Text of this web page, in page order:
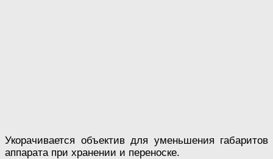
Укорачивается объектив для уменьшения габаритов
аппарата при хранении и переноске.